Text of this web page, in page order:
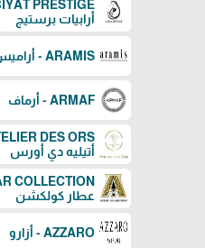
أرابيات برستيج
ARAMIS - أراميس
ARMAF - أرماف
أتيليه دي أورس
عطار كولكشن
AZZARO - أزارو